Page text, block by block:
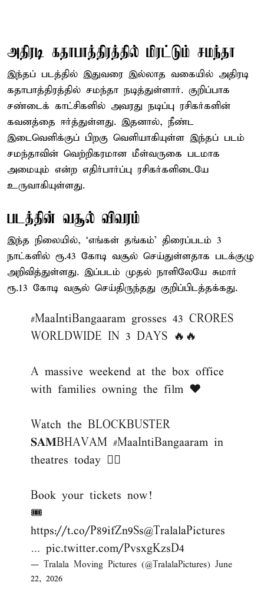
அதிரடி கதாபாத்திரத்தில் மிரட்டும் சமந்தா
இந்தப் படத்தில் இதுவரை இல்லாத வகையில் அதிரடி
கதாபாத்திரத்தில் சமந்தா நடித்துள்ளார். குறிப்பாக
சண்டைக் காட்சிகளில் அவரது நடிப்பு ரசிகர்களின்
கவனத்தை ஈர்த்துள்ளது. இதனால், நீண்ட
இடைவெளிக்குப் பிறகு வெளியாகியுள்ள இந்தப் படம்
சமந்தாவின் வெற்றிகரமான மீள்வருகை படமாக
அமையும் என்ற எதிர்பார்ப்பு ரசிகர்களிடையே
உருவாகியுள்ளது.
படத்தின் வசூல் விவரம்
இந்த நிலையில், ‘எங்கள் தங்கம்’ திரைப்படம் 3
நாட்களில் ரூ.43 கோடி வசூல் செய்துள்ளதாக படக்குழு
அறிவித்துள்ளது. இப்படம் முதல் நாளிலேயே சுமார்
ரூ.13 கோடி வசூல் செய்திருந்தது குறிப்பிடத்தக்கது.
#MaaIntiBangaaram grosses 43 CRORES
WORLDWIDE IN 3 DAYS 🔥🔥
A massive weekend at the box office
with families owning the film ❤️
Watch the BLOCKBUSTER
𝐒𝐀𝐌BHAVAM #MaaIntiBangaaram in
theatres today ❤‍🔥
Book your tickets now!
🎟️
https://t.co/P89ifZn9Ss@TralalaPictures
… pic.twitter.com/PvsxgKzsD4
— Tralala Moving Pictures (@TralalaPictures) June
22, 2026